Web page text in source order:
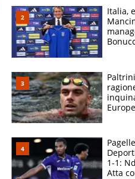
felice
Italia,
adesso
1-1:
Atta